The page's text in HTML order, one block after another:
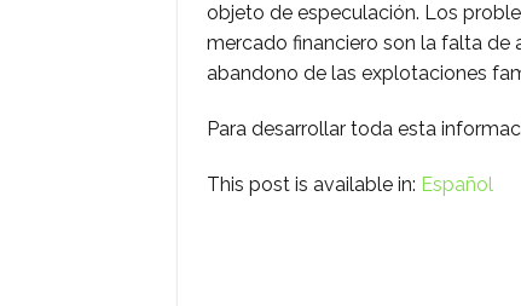
objeto de especulación. Los
mercado financiero son la falta de
abandono de las explotaciones
Para desarrollar toda esta
This post is available in: Español